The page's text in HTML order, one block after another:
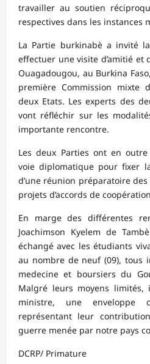
travailler au soutien
respectives dans les instances
La Partie burkinabè a invité
effectuer une visite d’amitié et
Ouagadougou, au Burkina
première Commission mixte
deux Etats. Les experts des
vont réfléchir sur les
importante rencontre.
Les deux Parties ont en outre
voie diplomatique pour fixer
d’une réunion préparatoire
projets d’accords de
En marge des différentes
Joachimson Kyelem de
échangé avec les étudiants
au nombre de neuf (09), tous
medecine et boursiers du
Malgré leurs moyens
ministre, une enveloppe
représentant leur
guerre menée par notre pays
DCRP/ Primature